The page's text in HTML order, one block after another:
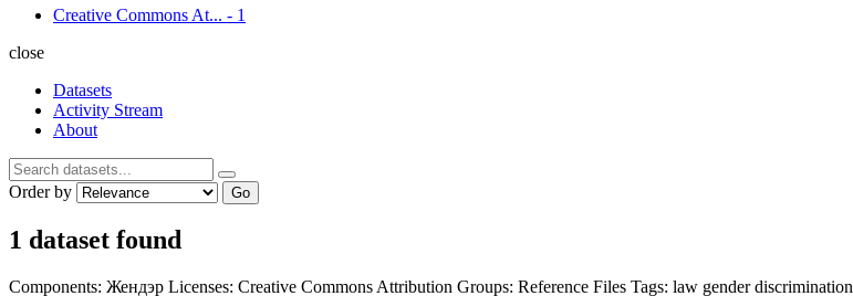
Creative Commons At... - 1
close
Datasets
Activity Stream
About
Order by Go
1 dataset found
Components: Жендэр Licenses: Creative Commons Attribution Groups: Reference Files Tags: law genderdiscrimination